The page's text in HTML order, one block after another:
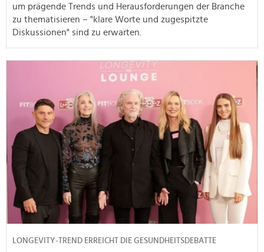
um prägende Trends und Herausforderungen der Branche
zu thematisieren – "klare Worte und zugespitzte
Diskussionen" sind zu erwarten.
LONGEVITY-TREND ERREICHT DIE GESUNDHEITSDEBATTE